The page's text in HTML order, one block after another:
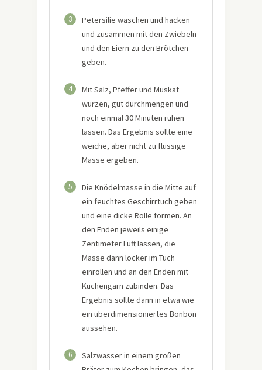
3
Petersilie waschen und hacken
und zusammen mit den Zwiebeln
und den Eiern zu den Brötchen
geben.
4
Mit Salz, Pfeffer und Muskat
würzen, gut durchmengen und
noch einmal 30 Minuten ruhen
lassen. Das Ergebnis sollte eine
weiche, aber nicht zu flüssige
Masse ergeben.
5
Die Knödelmasse in die Mitte auf
ein feuchtes Geschirrtuch geben
und eine dicke Rolle formen. An
den Enden jeweils einige
Zentimeter Luft lassen, die
Masse dann locker im Tuch
einrollen und an den Enden mit
Küchengarn zubinden. Das
Ergebnis sollte dann in etwa wie
ein überdimensioniertes Bonbon
aussehen.
6
Salzwasser in einem großen